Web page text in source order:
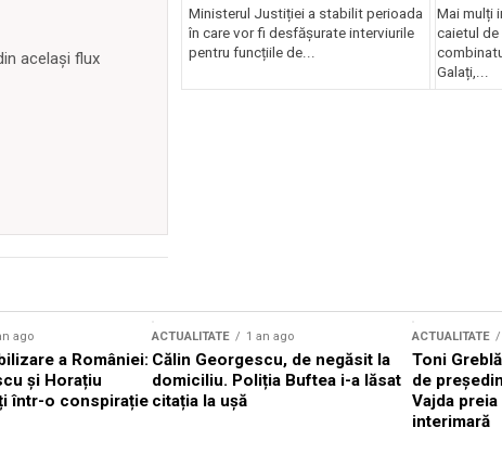
același flux
Ministerul Justiției a stabilit perioada
în care vor fi desfășurate interviurile
pentru funcțiile de...
Mai mulți
caietul
Galați,...
ago
a României:
și Horațiu
într-o conspirație
ACTUALITATE 1 an ago
Călin Georgescu, de negăsit la
domiciliu. Poliția Buftea i-a lăsat
citația la ușă
ACTUALITATE
Toni
de
Vajda
interimară